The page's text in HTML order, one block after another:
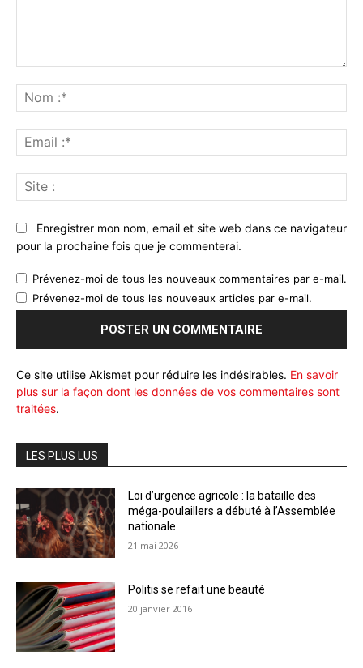
:*
:*
:
Enregistrer mon nom, email et site web dans ce navigateur
pour la prochaine fois que je commenterai.
Prévenez-moi de tous les nouveaux commentaires par e-mail.
Prévenez-moi de tous les nouveaux articles par e-mail.
Ce site utilise Akismet pour réduire les indésirables. En savoir
plus sur la façon dont les données de vos commentaires sont
traitées.
LES PLUS LUS
Loi d’urgence agricole : la bataille des
méga-poulaillers a débuté à l’Assemblée
nationale
21 mai 2026
Politis se refait une beauté
20 janvier 2016